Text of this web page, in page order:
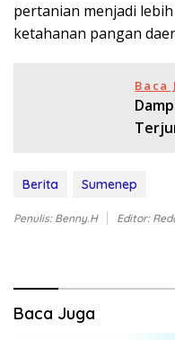
pertanian menjadi
ketahanan pangan
Baca
Berita Sumenep
Penulis: Benny.H Editor:
Baca Juga